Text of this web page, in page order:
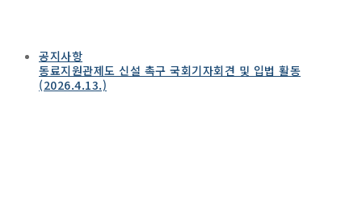
공지사항
동료지원관제도 신설 촉구 국회기자회견 및 입법 활동
(2026.4.13.)